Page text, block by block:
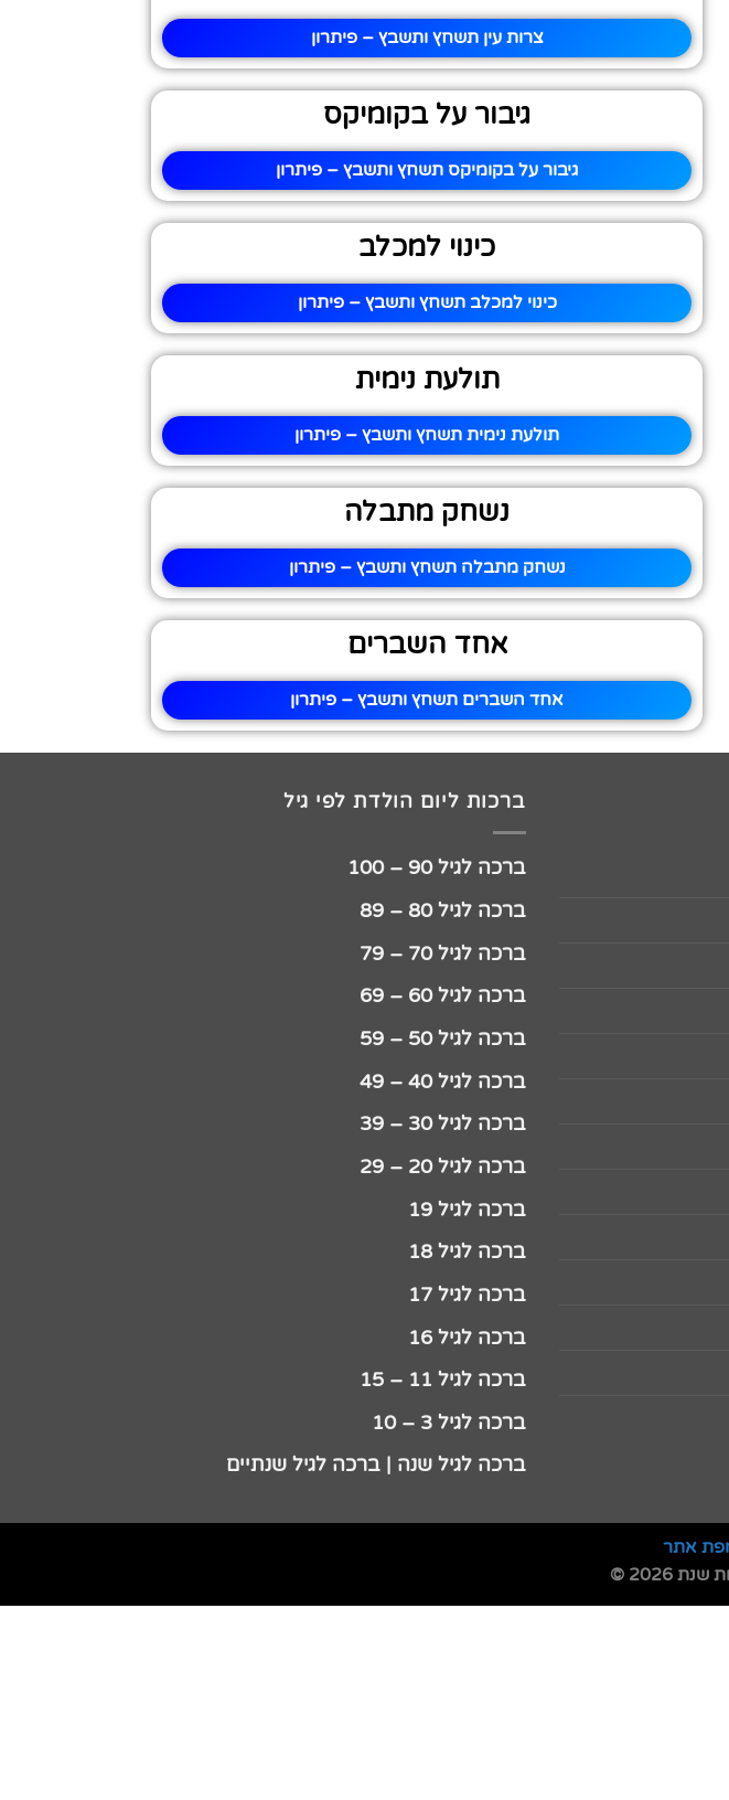
צרות עין תשחץ ותשבץ – פיתרון
גיבור על בקומיקס
גיבור על בקומיקס תשחץ ותשבץ – פיתרון
כינוי למכלב
כינוי למכלב תשחץ ותשבץ – פיתרון
תולעת נימית
תולעת נימית תשחץ ותשבץ – פיתרון
נשחק מתבלה
נשחק מתבלה תשחץ ותשבץ – פיתרון
אחד השברים
אחד השברים תשחץ ותשבץ – פיתרון
ברכות ליום הולדת לפי גיל
ברכה לגיל 90 – 100
ברכה לגיל 80 – 89
ברכה לגיל 70 – 79
ברכה לגיל 60 – 69
ברכה לגיל 50 – 59
ברכה לגיל 40 – 49
ברכה לגיל 30 – 39
ברכה לגיל 20 – 29
ברכה לגיל 19
ברכה לגיל 18
ברכה לגיל 17
ברכה לגיל 16
ברכה לגיל 11 – 15
ברכה לגיל 3 – 10
ברכה לגיל שנה | ברכה לגיל שנתיים
אתר
2026 ©